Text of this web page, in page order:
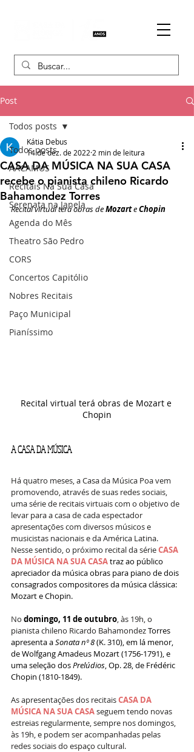
Post
Todos posts
AACAMUS
Recitais Na Sua Casa
Serenata na Janela
Agenda do Mês
Theatro São Pedro
CORS
Concertos Capitólio
Nobres Recitais
Paço Municipal
Pianíssimo
Todos posts
CASA DA MÚSICA NA SUA CASA
recebe o pianista chileno Ricardo
Bahamondez Torres
Kátia Debus
14 de dez. de 2022 2 min de leitura
Recital virtual terá obras de Mozart e Chopin
Recital virtual terá obras de Mozart e
Chopin
A CASA DA MÚSICA
Há quatro meses, a Casa da Música Poa vem
promovendo, através de suas redes sociais,
uma série de recitais virtuais com o objetivo de
levar para a casa de cada espectador
apresentações com diversos músicos e
musicistas nacionais e da América Latina.
Nesse sentido, o próximo recital da série CASA
DA MÚSICA NA SUA CASA traz ao público
apreciador da música obras para piano de dois
consagrados compositores da música clássica:
Mozart e Chopin.
No domingo, 11 de outubro, às 19h, o
pianista chileno Ricardo Bahamondez Torres
apresenta a Sonata nº 8 (K. 310), em lá menor,
de Wolfgang Amadeus Mozart (1756-1791), e
uma seleção dos Prelúdios, Op. 28, de Frédéric
Chopin (1810-1849).
As apresentações dos recitais CASA DA
MÚSICA NA SUA CASA seguem tendo novas
estreias regularmente, sempre nos domingos,
às 19h, e podem ser acompanhadas pelas
redes sociais do espaço cultural.